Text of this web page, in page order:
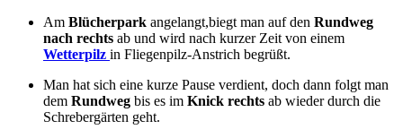
Am Blücherpark angelangt,biegt man auf den Rundweg
nach rechts ab und wird nach kurzer Zeit von einem
Wetterpilz in Fliegenpilz-Anstrich begrüßt.
Man hat sich eine kurze Pause verdient, doch dann folgt man
dem Rundweg bis es im Knick rechts ab wieder durch die
Schrebergärten geht.